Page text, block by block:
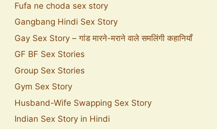
Fufa ne choda sex story
Gangbang Hindi Sex Story
Gay Sex Story – गांड मारने-मराने वाले समलिंगी कहानियाँ
GF BF Sex Stories
Group Sex Stories
Gym Sex Story
Husband-Wife Swapping Sex Story
Indian Sex Story in Hindi